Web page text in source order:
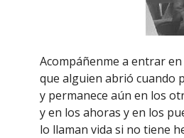
Acompáñenme a entrar
que alguien abrió cuando
y permanece aún en los
y en los ahoras y en los
lo llaman vida si no tiene